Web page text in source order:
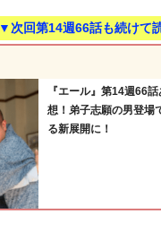
▼次回第14週66話も続けて
『エール』第14週66
想！弟子志願の男登場
る新展開に！